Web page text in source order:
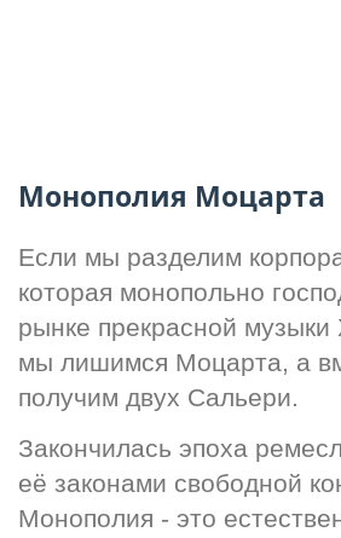
Монополия Моцарта
Если мы разделим
которая монопольно
рынке прекрасной музыки
мы лишимся Моцарта, а
получим двух Сальери.
Закончилась эпоха
её законами свободной
Монополия - это